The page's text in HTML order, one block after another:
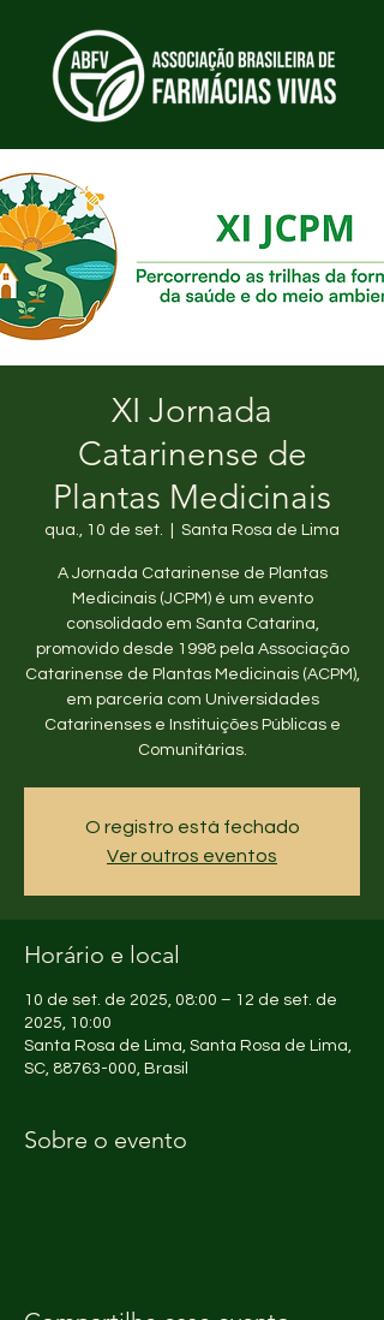
XI Jornada
Catarinense de
Plantas Medicinais
qua., 10 de set. Santa Rosa de Lima
A Jornada Catarinense de Plantas
Medicinais (JCPM) é um evento
consolidado em Santa Catarina,
promovido desde 1998 pela Associação
Catarinense de Plantas Medicinais (ACPM),
em parceria com Universidades
Catarinenses e Instituições Públicas e
Comunitárias.
O registro está fechado
Ver outros eventos
Horário e local
10 de set. de 2025, 08:00 – 12 de set. de
2025, 10:00
Santa Rosa de Lima, Santa Rosa de Lima,
SC, 88763-000, Brasil
Sobre o evento